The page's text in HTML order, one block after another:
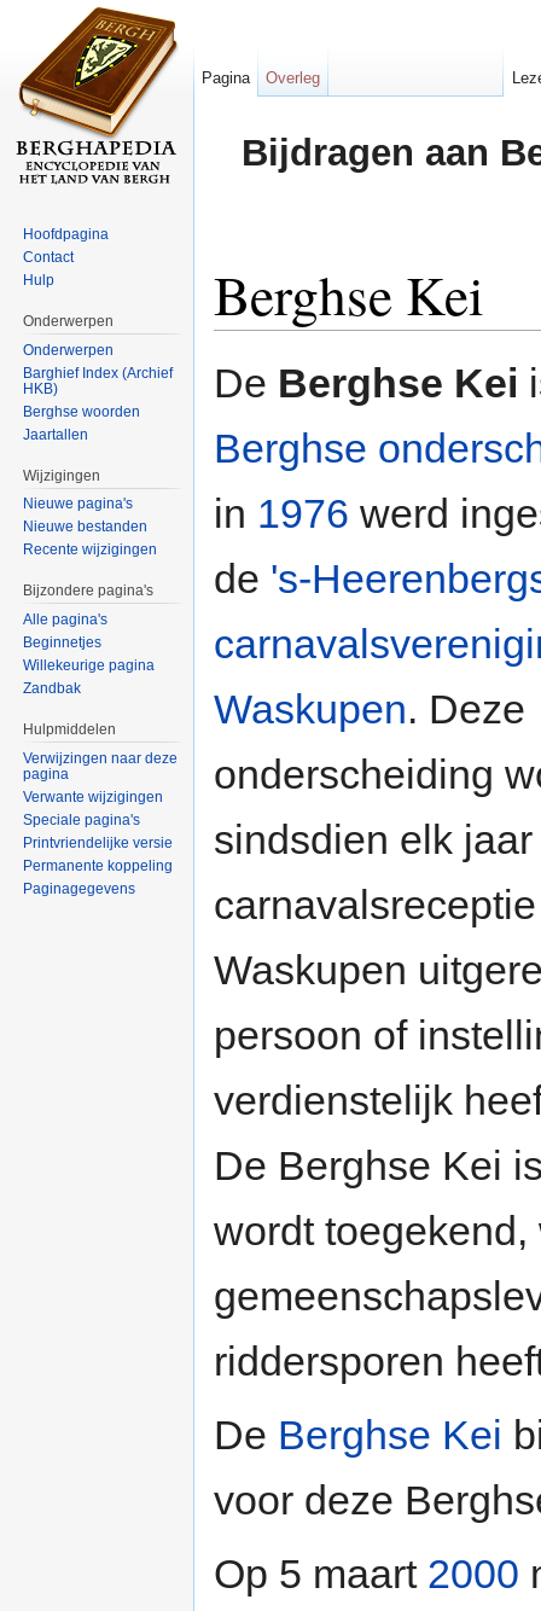
Bijdragen aan
Berghse Kei
De Berghse Kei
Berghse
in 1976 werd
de 's-
Waskupen. Deze
onderscheiding
sindsdien elk
Waskupen
persoon of
verdienstelijk
De Berghse Kei
wordt
riddersporen
De Berghse Kei
voor deze
Op 5 maart 2000
Pagina Overleg
Hoofdpagina
Contact
Hulp
Onderwerpen
Onderwerpen
Barghief Index (Archief
HKB)
Berghse woorden
Jaartallen
Wijzigingen
Nieuwe pagina's
Nieuwe bestanden
Recente wijzigingen
Bijzondere pagina's
Alle pagina's
Beginnetjes
Willekeurige pagina
Zandbak
Hulpmiddelen
Verwijzingen naar deze
pagina
Verwante wijzigingen
Speciale pagina's
Printvriendelijke versie
Permanente koppeling
Paginagegevens